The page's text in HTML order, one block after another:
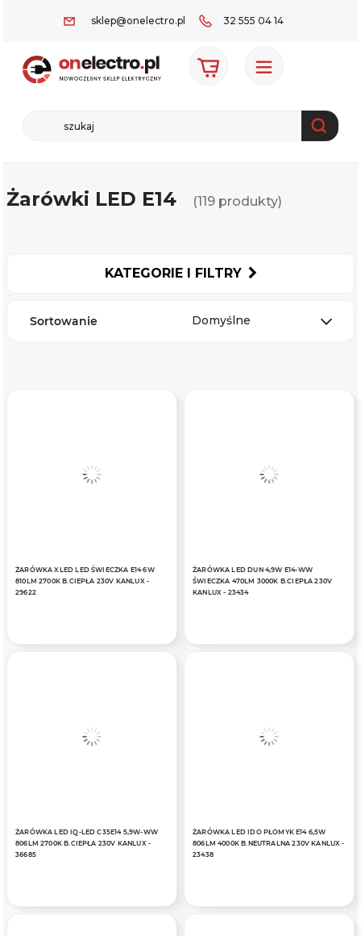
sklep@onelectro.pl 32 555 04 14
Żarówki LED E14 (119 produkty)
KATEGORIE I FILTRY
Sortowanie Domyślne
ŻARÓWKA XLED LED ŚWIECZKA E14 6W
810LM 2700K B.CIEPŁA 230V KANLUX -
29622
ŻARÓWKA LED DUN 4,9W E14-WW
ŚWIECZKA 470LM 3000K B.CIEPŁA 230V
KANLUX - 23434
ŻARÓWKA LED IQ-LED C35E14 5,9W-WW
806LM 2700K B.CIEPŁA 230V KANLUX -
36685
ŻARÓWKA LED IDO PŁOMYK E14 6,5W
806LM 4000K B.NEUTRALNA 230V KANLUX -
23438